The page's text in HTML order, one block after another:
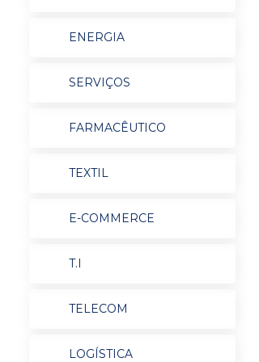
ENERGIA
SERVIÇOS
FARMACÊUTICO
TEXTIL
E-COMMERCE
T.I
TELECOM
LOGÍSTICA